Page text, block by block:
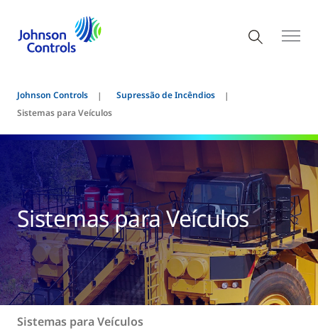
Johnson Controls
Supressão de Incêndios
Sistemas para Veículos
Sistemas para Veículos
Sistemas para Veículos